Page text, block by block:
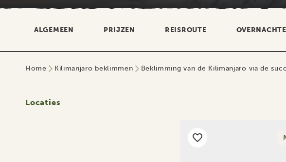
ALGEMEEN PRIJZEN REISROUTE
Home Kilimanjaro beklimmen Beklimming van de Kilimanjaro via de
Locaties